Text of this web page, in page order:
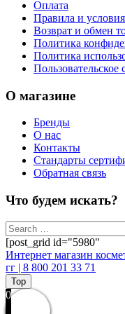
Оплата
Правила и
Возврат и обмен
Политика
Политика
Пользовательское
О магазине
Бренды
О нас
Контакты
Стандарты
Обратная связь
Что будем искать?
[post_grid id="5980"
Интернет магазин
гг | 8 800 201 33 71
Top
0